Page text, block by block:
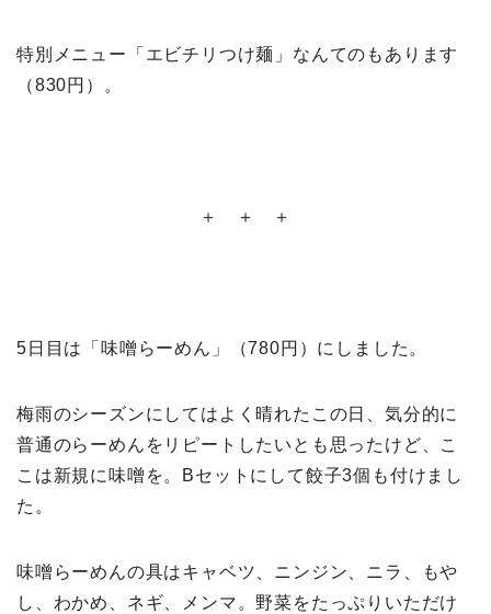
特別メニュー「エビチリつけ麺」なんてのもあります
（830円）。
＋ ＋ ＋
5日目は「味噌らーめん」（780円）にしました。
梅雨のシーズンにしてはよく晴れたこの日、気分的に
普通のらーめんをリピートしたいとも思ったけど、こ
こは新規に味噌を。Bセットにして餃子3個も付けまし
た。
味噌らーめんの具はキャベツ、ニンジン、ニラ、もや
し、わかめ、ネギ、メンマ。野菜をたっぷりいただけ